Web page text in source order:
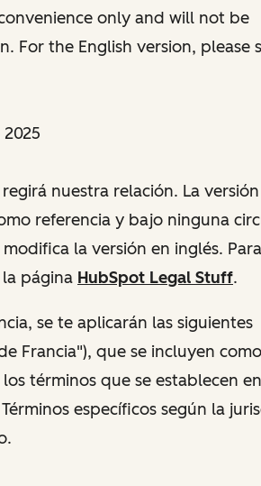
only and will not be
For the English version, please
nuestra relación. La versión
referencia y bajo ninguna
la versión en inglés. Para
página HubSpot Legal Stuff.
se te aplicarán las siguientes
Francia"), que se incluyen
términos que se establecen
específicos según la